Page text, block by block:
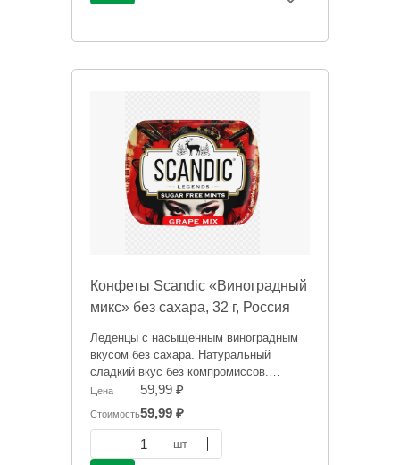
Конфеты Scandic «Виноградный
микс» без сахара, 32 г, Россия
Леденцы с насыщенным виноградным
вкусом без сахара. Натуральный
сладкий вкус без компромиссов.
Информация на сайте о товарах носит
справочный характер и не является
публичной офертой. Цена может
меняться
Цена 59,99 ₽
Стоимость59,99 ₽
1 шт